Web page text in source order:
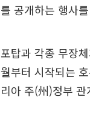
를 공개하는 행사
포탑과 각종 무장
월부터 시작되는
리아 주(州)정부